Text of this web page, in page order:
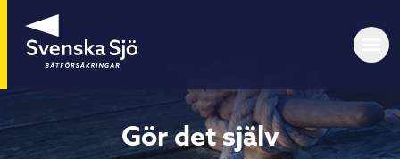
Gör det själv